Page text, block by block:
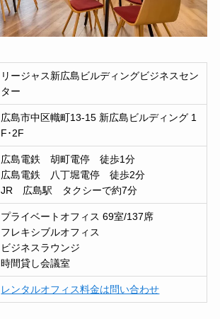
リージャス新広島ビルディングビジネスセン
ター
広島市中区幟町13-15 新広島ビルディング 1
F･2F
広島電鉄 胡町電停 徒歩1分
広島電鉄 八丁堀電停 徒歩2分
JR 広島駅 タクシーで約7分
プライベートオフィス 69室/137席
フレキシブルオフィス
ビジネスラウンジ
時間貸し会議室
レンタルオフィス料金は問い合わせ